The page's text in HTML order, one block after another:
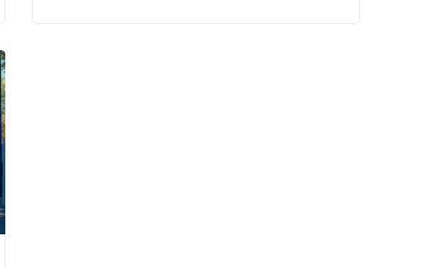
минусы разных типов оплаты, а также